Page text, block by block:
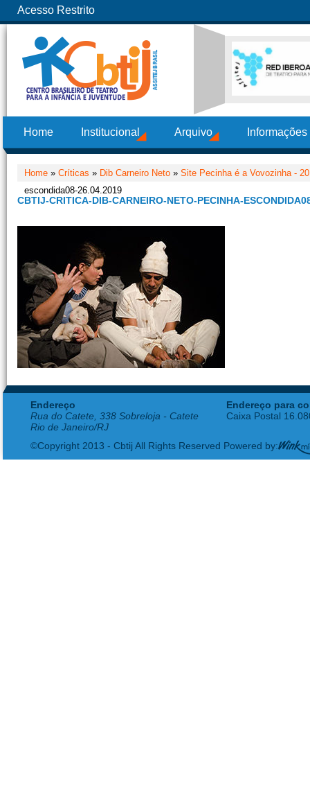
Acesso Restrito
Home Institucional Arquivo
Home » Críticas » Dib Carneiro Neto » Site Pecinha é a Vovozinha -
escondida08-26.04.2019
CBTIJ-CRITICA-DIB-CARNEIRO-NETO-PECINHA-
Endereço
Rua do Catete, 338 Sobreloja - Catete
Rio de Janeiro/RJ
Endereço para
Caixa Postal
©Copyright 2013 - Cbtij All Rights Reserved Powered by: